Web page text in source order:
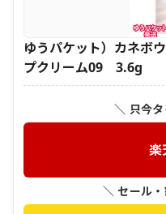
ゆうパケット）カネ
プクリーム09 3.6g
＼ 只今
楽
＼ セール